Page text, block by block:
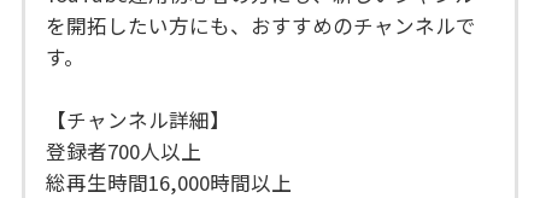
を開拓したい方にも、おすすめのチャンネルで
す。
【チャンネル詳細】
登録者700人以上
総再生時間16,000時間以上